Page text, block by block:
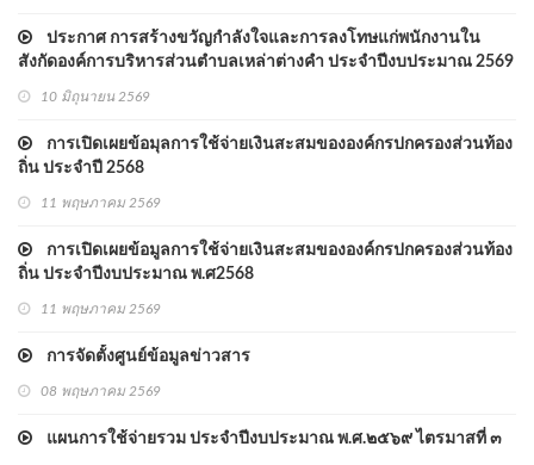
ประกาศ การสร้างขวัญกำลังใจและการลงโทษแก่พนักงานใน
สังกัดองค์การบริหารส่วนตำบลเหล่าต่างคำ ประจำปีงบประมาณ 2569
10 มิถุนายน 2569
การเปิดเผยข้อมุลการใช้จ่ายเงินสะสมขององค์กรปกครองส่วนท้อง
ถิ่น ประจำปี 2568
11 พฤษภาคม 2569
การเปิดเผยข้อมูลการใช้จ่ายเงินสะสมขององค์กรปกครองส่วนท้อง
ถิ่น ประจำปีงบประมาณ พ.ศ2568
11 พฤษภาคม 2569
การจัดตั้งศูนย์ข้อมูลข่าวสาร
08 พฤษภาคม 2569
แผนการใช้จ่ายรวม ประจำปีงบประมาณ พ.ศ.๒๕๖๙ ไตรมาสที่ ๓